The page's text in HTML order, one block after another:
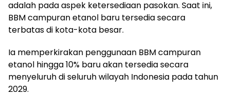
adalah pada aspek ketersediaan pasokan. Saat ini,
BBM campuran etanol baru tersedia secara
terbatas di kota-kota besar.
Ia memperkirakan penggunaan BBM campuran
etanol hingga 10% baru akan tersedia secara
menyeluruh di seluruh wilayah Indonesia pada tahun
2029.